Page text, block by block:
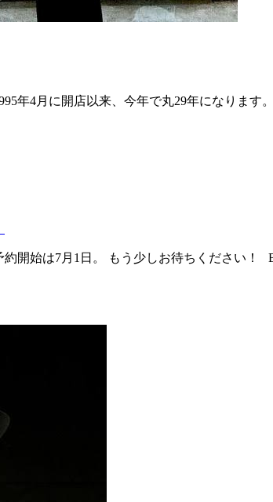
年4月に開店以来、今年で丸29年になりま
開始は7月1日。 もう少しお待ちください